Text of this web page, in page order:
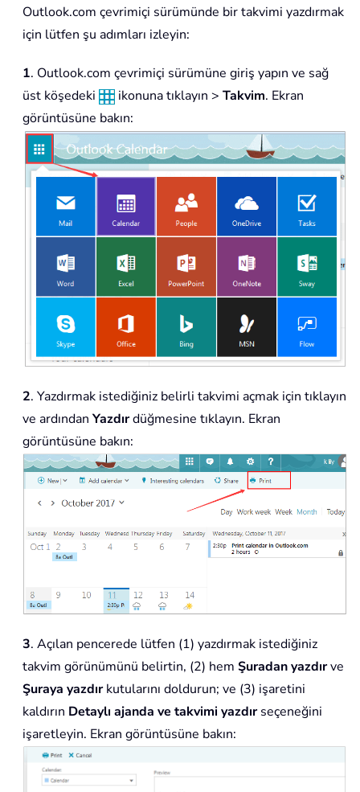
Outlook.com çevrimiçi sürümünde bir takvimi yazdırmak
için lütfen şu adımları izleyin:
1. Outlook.com çevrimiçi sürümüne giriş yapın ve sağ
üst köşedeki
ikonuna tıklayın > Takvim. Ekran
görüntüsüne bakın:
2. Yazdırmak istediğiniz belirli takvimi açmak için tıklayın
ve ardından Yazdırdüğmesine tıklayın. Ekran
görüntüsüne bakın:
3. Açılan pencerede lütfen (1) yazdırmak istediğiniz
takvim görünümünü belirtin, (2) hem Şuradan yazdırve
Şuraya yazdırkutularını doldurun; ve (3) işaretini
kaldırın Detaylı ajanda ve takvimi yazdırseçeneğini
işaretleyin. Ekran görüntüsüne bakın: